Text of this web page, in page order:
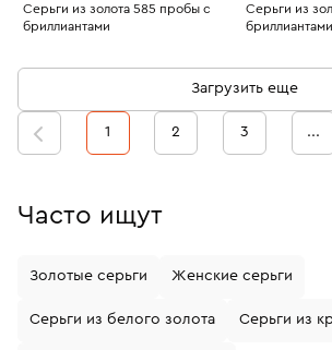
Серьги из золота 585 пробы с
бриллиантами
Серьги из
бриллиантами
Загрузить еще
1 2 3 ...
Часто ищут
Золотые серьги Женские серьги
Серьги из белого золота Серьги из